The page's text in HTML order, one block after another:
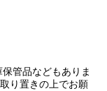
管品などもありま
り置きの上でお願